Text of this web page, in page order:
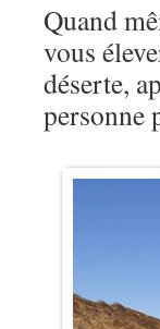
Quand
vous
déserte,
personne